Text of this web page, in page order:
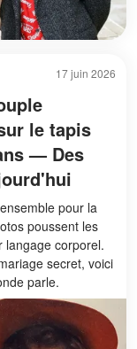
17 juin 2026
le tapis
— Des
pour la
poussent les
langage corporel.
secret, voici
parle.